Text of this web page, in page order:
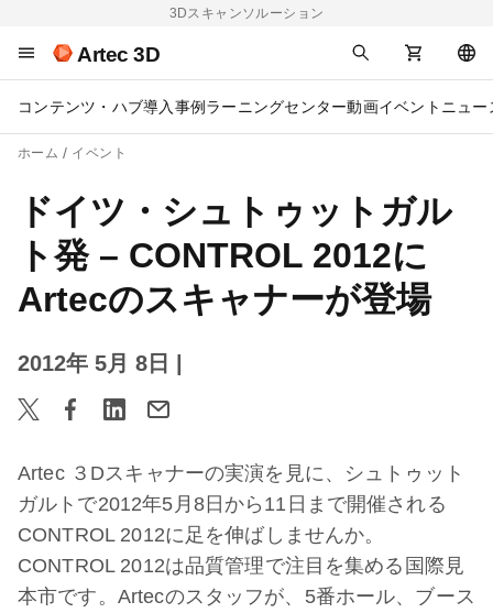
3Dスキャンソルーション
Artec 3D
コンテンツ・ハブ導入事例 ラーニングセンター動画イベント ニュー
ホーム イベント
ドイツ・シュトゥットガル
ト発 – CONTROL 2012に
Artecのスキャナーが登場
2012年 5月 8日
Artec ３Dスキャナーの実演を見に、シュトゥット
ガルトで2012年5月8日から11日まで開催される
CONTROL 2012に足を伸ばしませんか。
CONTROL 2012は品質管理で注目を集める国際見
本市です。Artecのスタッフが、5番ホール、ブース